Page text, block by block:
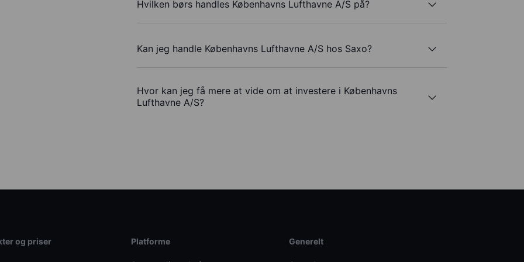
Hvilken børs handles Københavns Lufthavne A/S på?
Kan jeg handle Københavns Lufthavne A/S hos Saxo?
Hvor kan jeg få mere at vide om at investere i Københavns
Lufthavne A/S?
og priser Platforme Generelt